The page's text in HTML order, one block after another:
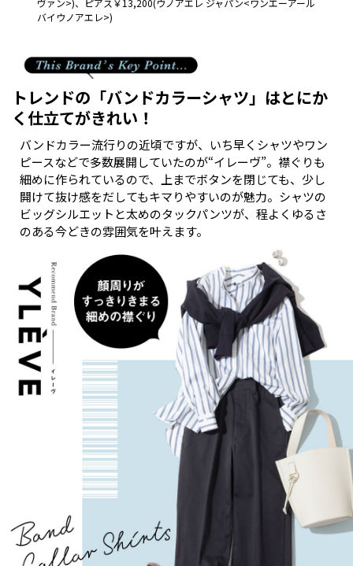
ヴァン>)、ピアス￥13,200(ウノアエレ ジャパン<ワンエーアール
バイウノアエレ>)
トレンドの「バンドカラーシャツ」はとにか
く仕立てがきれい！
バンドカラー流行りの近頃ですが、いち早くシャツやワン
ピースなどで多数展開していたのが“イレーヴ”。襟ぐりも
細めに作られているので、上までボタンを閉じても、少し
開けて抜け感をだしてもキマりやすいのが魅力。シャツの
ビッグシルエットと太めのタックパンツが、程よくゆるさ
のある今どきの雰囲気を叶えます。